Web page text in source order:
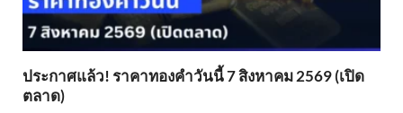
ประกาศแล้ว! ราคาทองคำวันนี้ 7 สิงหาคม 2569 (เปิด
ตลาด)